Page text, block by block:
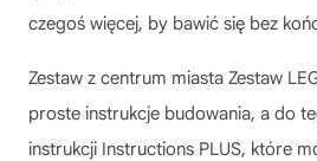
czegoś więcej, by bawić się bez
Zestaw z centrum miasta Zestaw
proste instrukcje budowania, a do
instrukcji Instructions PLUS, które